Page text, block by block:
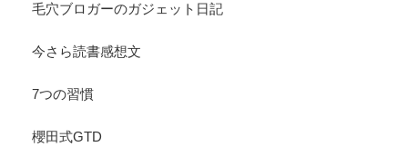
毛穴ブロガーのガジェット日記
今さら読書感想文
7つの習慣
櫻田式GTD